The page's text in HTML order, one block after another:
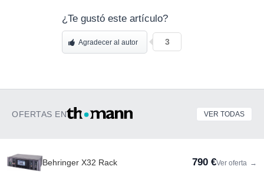
¿Te gustó este artículo?
Agradecer al autor 3
OFERTAS EN VER TODAS
Behringer X32 Rack 790 €Ver oferta →